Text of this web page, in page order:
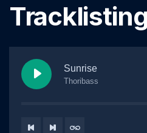
Sunrise
Thoribass